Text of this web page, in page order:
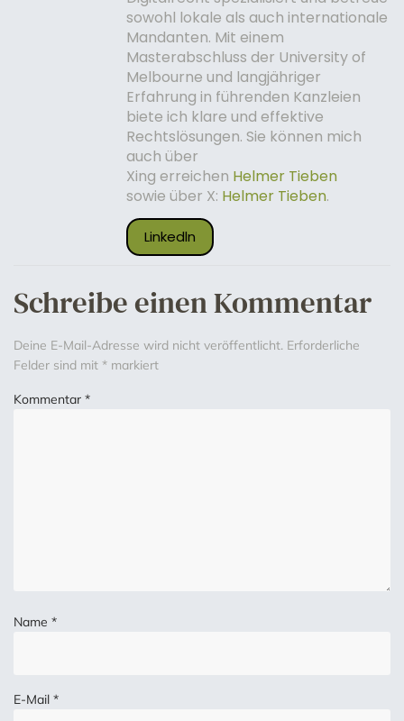
sowohl lokale als auch internationale
Mandanten. Mit einem
Masterabschluss der University of
Melbourne und langjähriger
Erfahrung in führenden Kanzleien
biete ich klare und effektive
Rechtslösungen. Sie können mich
auch über
Xing erreichen Helmer Tieben
sowie über X: Helmer Tieben.
Linkedln
Schreibe einen Kommentar
Deine E-Mail-Adresse wird nicht veröffentlicht. Erforderliche
Felder sind mit * markiert
Kommentar *
Name *
E-Mail *